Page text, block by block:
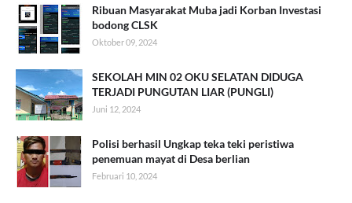
Ribuan Masyarakat Muba jadi Korban Investasi
bodong CLSK
Oktober 09, 2024
SEKOLAH MIN 02 OKU SELATAN DIDUGA
TERJADI PUNGUTAN LIAR (PUNGLI)
Juni 12, 2024
Polisi berhasil Ungkap teka teki peristiwa
penemuan mayat di Desa berlian
Februari 10, 2024